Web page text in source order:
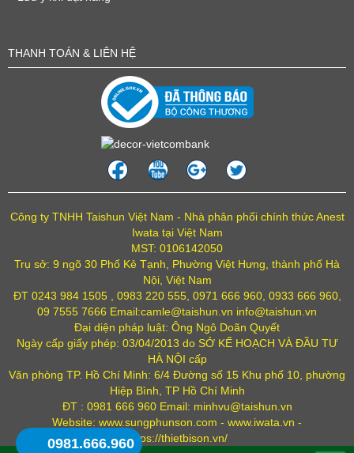
THANH TOÁN & LIÊN HỆ
Công ty TNHH Taishun Việt Nam - Nhà phân phối chính thức Anest
Iwata tại Việt Nam
MST: 0106142050
Trụ sở: 9 ngõ 30 Phố Kẻ Tạnh, Phường Việt Hưng, thành phố Hà
Nội, Việt Nam
ĐT 0243 984 1505 , 0983 220 555, 0971 666 960, 0933 666 960,
09 7555 7666 Email:camle@taishun.vn info@taishun.vn
Đại diện pháp luật: Ông Ngô Doãn Quyết
Ngày cấp giấy phép: 03/04/2013 do SỞ KẾ HOẠCH VÀ ĐẦU TƯ
HÀ NỘI cấp
Văn phòng TP. Hồ Chí Minh: 6/4 Đường số 15 Khu phố 10, phường
Hiệp Bình, TP Hồ Chí Minh
ĐT : 0981 666 960 Email: minhvu@taishun.vn
Website: www.sungphunson.com - www.iwata.vn -
https://thietbison.vn/
0981.666.960